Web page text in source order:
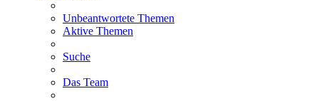
Unbeantwortete Themen
Aktive Themen
Suche
Das Team